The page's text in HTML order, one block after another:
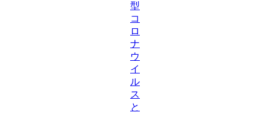
型
コ
ロ
ナ
ウ
イ
ル
ス
と